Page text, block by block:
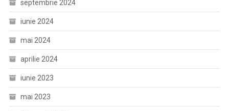
septembrie 2024
iunie 2024
mai 2024
aprilie 2024
iunie 2023
mai 2023